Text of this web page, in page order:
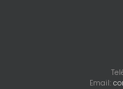
Email: